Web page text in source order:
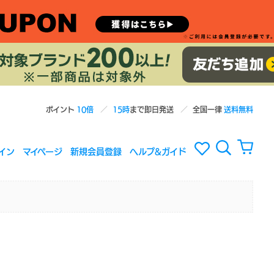
ポイント 10倍 15時まで即日発送 全国一律送料無料
ン マイページ 新規会員登録 ヘルプ&ガイド